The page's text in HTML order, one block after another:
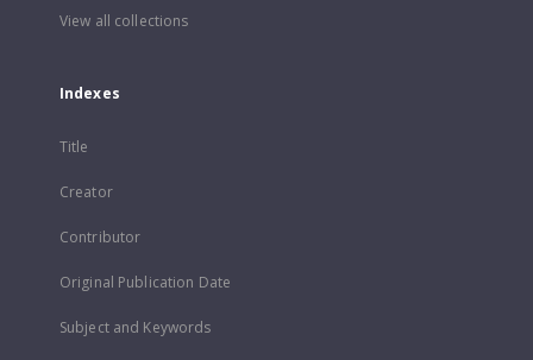
View all collections
Indexes
Title
Creator
Contributor
Original Publication Date
Subject and Keywords